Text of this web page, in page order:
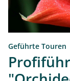
Geführte Touren